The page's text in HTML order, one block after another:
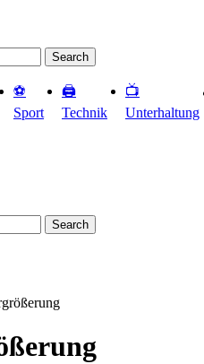
Search
⚽️
Sport
🖨️
Technik
📺
Unterhaltung
Search